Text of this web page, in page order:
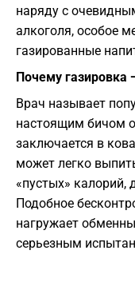
наряду с
алкоголя, особое
газированные
Почему газировка
​Врач называет
настоящим бичом
заключается в
может легко
«пустых» калорий,
Подобное
нагружает
серьезным